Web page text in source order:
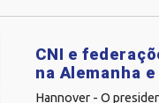
CNI e
na Alemanha
Hannover - O